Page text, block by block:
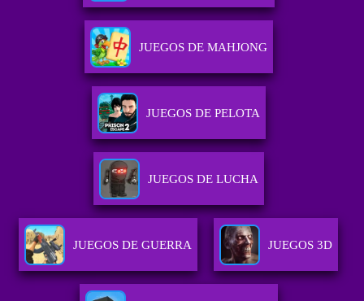
JUEGOS DE MAHJONG
JUEGOS DE PELOTA
JUEGOS DE LUCHA
JUEGOS DE GUERRA JUEGOS 3D